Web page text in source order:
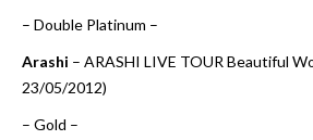
– Double Platinum –
Arashi – ARASHI LIVE TOUR Beautiful
23/05/2012)
– Gold –